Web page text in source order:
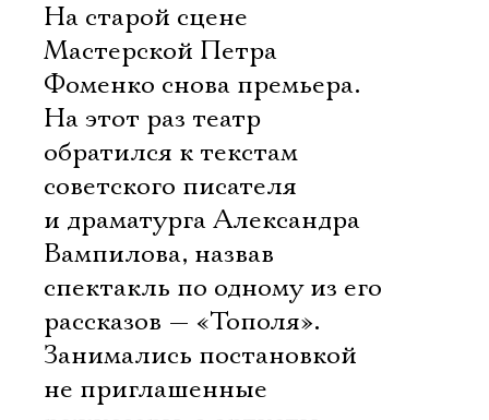
На старой сцене
Мастерской Петра
Фоменко снова премьера.
На этот раз театр
обратился к текстам
советского писателя
и драматурга Александра
Вампилова, назвав
спектакль по одному из его
рассказов — «Тополя».
Занимались постановкой
не приглашенные